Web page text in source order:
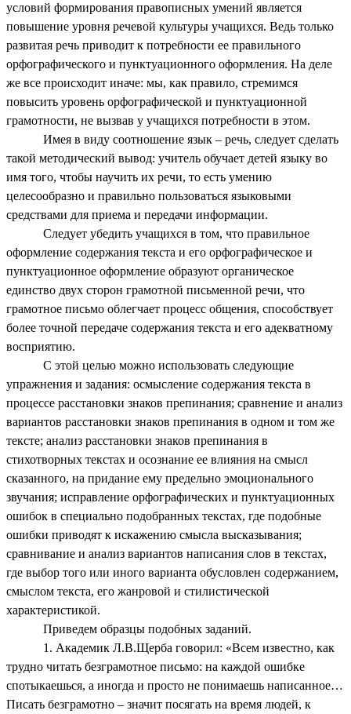
условий формирования правописных умений является
повышение уровня речевой культуры учащихся. Ведь только
развитая речь приводит к потребности ее правильного
орфографического и пунктуационного оформления. На деле
же все происходит иначе: мы, как правило, стремимся
повысить уровень орфографической и пунктуационной
грамотности, не вызвав у учащихся потребности в этом.
Имея в виду соотношение язык – речь, следует сделать
такой методический вывод: учитель обучает детей языку во
имя того, чтобы научить их речи, то есть умению
целесообразно и правильно пользоваться языковыми
средствами для приема и передачи информации.
Следует убедить учащихся в том, что правильное
оформление содержания текста и его орфографическое и
пунктуационное оформление образуют органическое
единство двух сторон грамотной письменной речи, что
грамотное письмо облегчает процесс общения, способствует
более точной передаче содержания текста и его адекватному
восприятию.
С этой целью можно использовать следующие
упражнения и задания: осмысление содержания текста в
процессе расстановки знаков препинания; сравнение и анализ
вариантов расстановки знаков препинания в одном и том же
тексте; анализ расстановки знаков препинания в
стихотворных текстах и осознание ее влияния на смысл
сказанного, на придание ему предельно эмоционального
звучания; исправление орфографических и пунктуационных
ошибок в специально подобранных текстах, где подобные
ошибки приводят к искажению смысла высказывания;
сравнивание и анализ вариантов написания слов в текстах,
где выбор того или иного варианта обусловлен содержанием,
смыслом текста, его жанровой и стилистической
характеристикой.
Приведем образцы подобных заданий.
1. Академик Л.В.Щерба говорил: «Всем известно, как
трудно читать безграмотное письмо: на каждой ошибке
спотыкаешься, а иногда и просто не понимаешь написанное…
Писать безграмотно – значит посягать на время людей, к